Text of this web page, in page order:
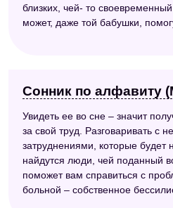
близких, чей- то
может, даже той бабушки,
Сонник по алфавиту
Увидеть ее во сне – значит
за свой труд. Разговаривать с
затруднениями, которые будет
найдутся люди, чей поданный
поможет вам справиться с
больной – собственное